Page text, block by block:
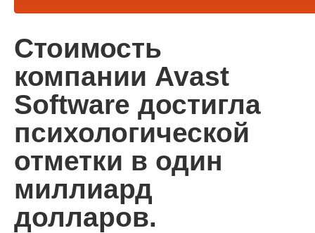
Стоимость
компании Avast
Software достигла
психологической
отметки в один
миллиард
долларов.